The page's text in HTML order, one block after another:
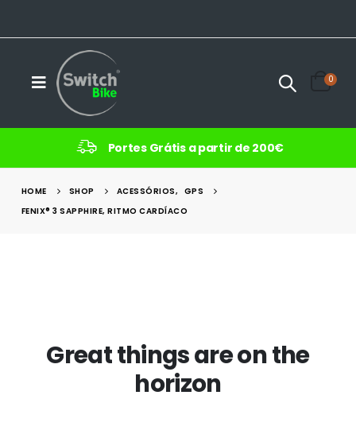
0
Portes Grátis a partir de 200€
HOME SHOP ACESSÓRIOS, GPS
FENIX® 3 SAPPHIRE, RITMO CARDÍACO
Great things are on the
horizon